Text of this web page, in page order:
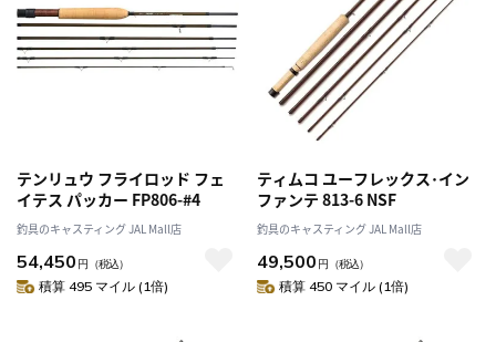
テンリュウ フライロッド フェ
イテス パッカー FP806-#4
釣具のキャスティング JAL Mall店
54,450 円 （税込）
積算 495 マイル (1倍)
ティムコ ユーフレックス･イン
ファンテ 813-6 NSF
釣具のキャスティング JAL Mall店
49,500 円 （税込）
積算 450 マイル (1倍)